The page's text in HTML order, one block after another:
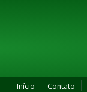
Início Contato